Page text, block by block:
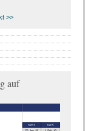
>>
auf